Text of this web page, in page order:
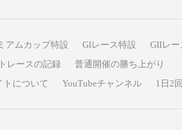
アムカップ特設 GIレース特設
GIIレー
レースの記録
普通開催の勝ち上がり
トについて YouTubeチャンネル 1日2